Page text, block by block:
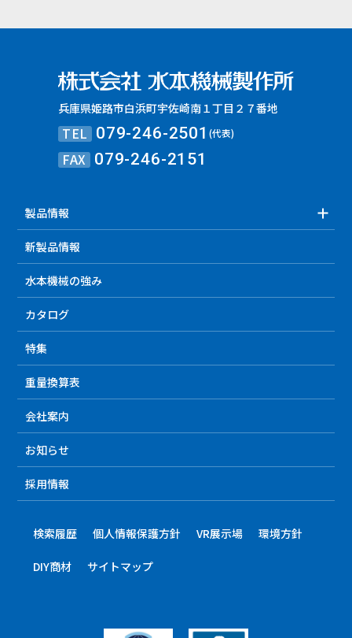
兵庫県姫路市白浜町宇佐崎南１丁目２７番地
TEL 079-246-2501(代表)
FAX 079-246-2151
製品情報
新製品情報
水本機械の強み
カタログ
特集
重量換算表
会社案内
お知らせ
採用情報
検索履歴 個人情報保護方針 VR展示場 環境方針
DIY商材 サイトマップ